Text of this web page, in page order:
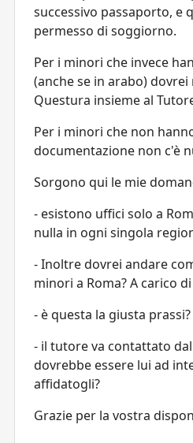
successivo passaporto, e
permesso di soggiorno.
Per i minori che invece
(anche se in arabo) dovrei
Questura insieme al
Per i minori che non
documentazione non c'è
Sorgono qui le mie
- esistono uffici solo a
nulla in ogni singola
- Inoltre dovrei andare
minori a Roma? A carico
- è questa la giusta prassi?
- il tutore va contattato
dovrebbe essere lui ad
affidatogli?
Grazie per la vostra